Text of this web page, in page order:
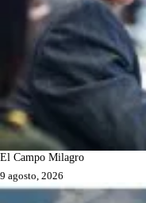
El Campo Milagro
9 agosto, 2026